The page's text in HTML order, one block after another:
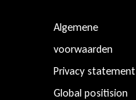
Algemene
voorwaarden
Privacy statement
Global positision